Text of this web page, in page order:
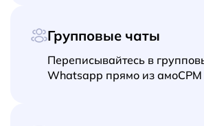
Групповые чаты
Переписывайтесь в
Whatsapp прямо из амоСРМ